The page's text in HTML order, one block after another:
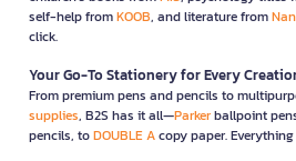
self-help fromKOOB, and literature from
click.
Your Go-To Stationery for Every
From premium pens and pencils to
supplies, B2S has it all—Parkerballpoint
pencils, toDOUBLE Acopy paper.